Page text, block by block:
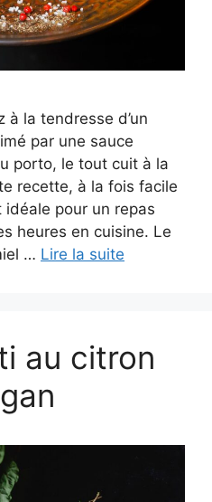
à la tendresse d’un
par une sauce
porto, le tout cuit à la
recette, à la fois facile
pour un repas
heures en cuisine. Le
… Lire la suite
au citron